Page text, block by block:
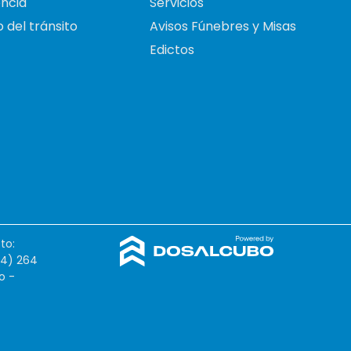
del tránsito
Avisos Fúnebres y Misas
Edictos
264
-